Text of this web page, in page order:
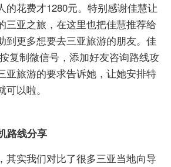
的花费才1280元。特别感谢佳慧让
三亚之旅，在这里也把佳慧推荐给
到更多想要去三亚旅游的朋友。佳
复制微信号，添加好友咨询路线攻
亚旅游的要求告诉她，让她安排特
以啦。
路线分享
其实我们对比了很多三亚当地向导